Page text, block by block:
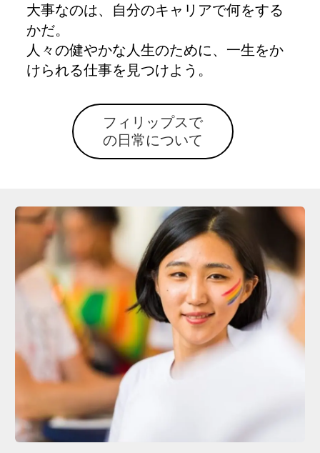
大事なのは、自分のキャリアで何をする
かだ。
人々の健やかな人生のために、一生をか
けられる仕事を見つけよう。
フィリップスで
の日常について